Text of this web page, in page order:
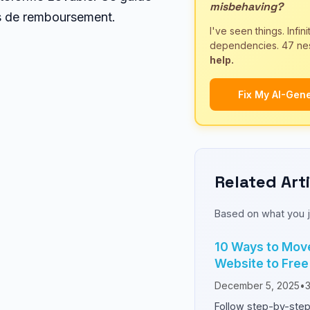
remboursement.
misbehaving?
I've seen things.
dependencies. 47
help.
Fix My AI-
Related
Based on what you
10 Ways to
Website to
December 5, 2025•3
Follow step-by-